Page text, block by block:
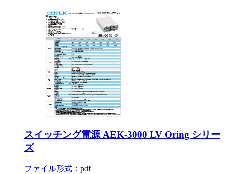
スイッチング電源 AEK-3000 LV Oring シリー
ズ
ファイル形式：pdf